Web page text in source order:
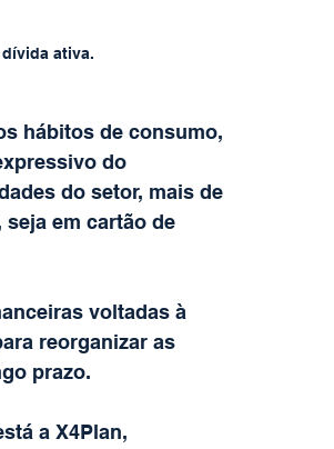
ativa.
hábitos de consumo,
do
do setor, mais de
em cartão de
voltadas à
reorganizar as
prazo.
a X4Plan,